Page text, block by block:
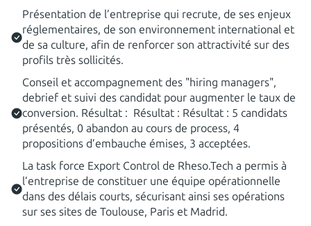
Présentation de l’entreprise qui recrute, de ses enjeux
réglementaires, de son environnement international et
de sa culture, afin de renforcer son attractivité sur des
profils très sollicités.
Conseil et accompagnement des "hiring managers",
debrief et suivi des candidat pour augmenter le taux de
conversion. Résultat : Résultat : Résultat : 5 candidats
présentés, 0 abandon au cours de process, 4
propositions d’embauche émises, 3 acceptées.
La task force Export Control de Rheso.Tech a permis à
l’entreprise de constituer une équipe opérationnelle
dans des délais courts, sécurisant ainsi ses opérations
sur ses sites de Toulouse, Paris et Madrid.